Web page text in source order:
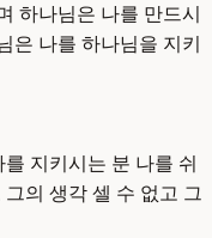
하나님은 나를 만드시
은 나를 하나님을 지키
지키시는 분 나를 쉬
의 생각 셀 수 없고 그